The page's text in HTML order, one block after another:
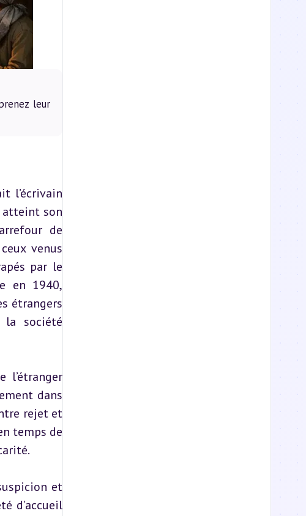
leur
l’écrivain
atteint son
de
venus
par le
en 1940,
étrangers
société
l’étranger
dans
rejet et
temps de
et
d’accueil